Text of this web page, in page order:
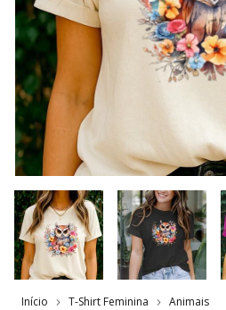
Início T-Shirt Feminina Animais